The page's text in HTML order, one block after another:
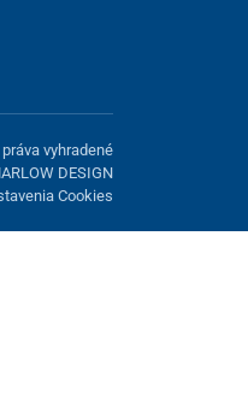
vyhradené
DESIGN
Cookies